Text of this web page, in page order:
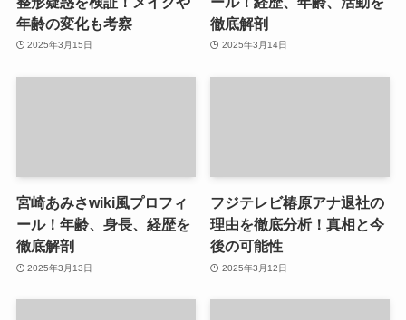
年齢の変化も考察
2025年3月15日
徹底解剖
2025年3月14日
宮崎あみさwiki風プロフィ
ール！年齢、身長、経歴を
徹底解剖
2025年3月13日
フジテレビ椿原アナ退社の
理由を徹底分析！真相と今
後の可能性
2025年3月12日